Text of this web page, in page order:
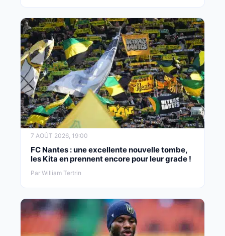
7 AOÛT 2026, 19:00
FC Nantes : une excellente nouvelle tombe,
les Kita en prennent encore pour leur grade !
Par William Tertrin